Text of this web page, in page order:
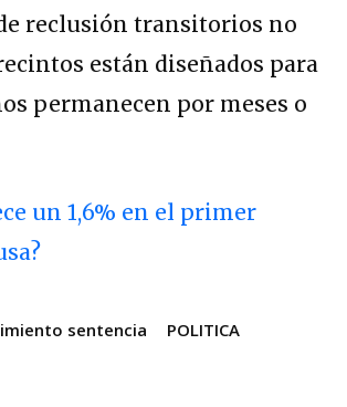
reclusión transitorios no
están diseñados para
permanecen por meses o
un 1,6% en el primer
sentencia POLITICA